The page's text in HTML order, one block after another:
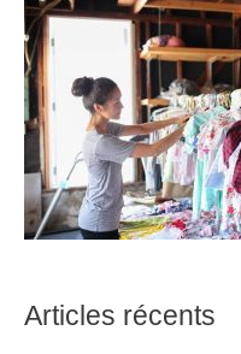
Articles récents